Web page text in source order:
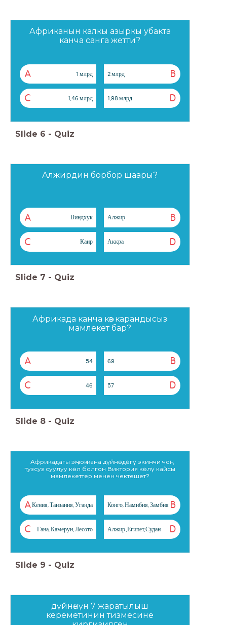
Африканын калкы азыркы убакта
канча санга жетти?
A 1 млрд B
2 млрд
C 1,46 млрд D
1,98 млрд
Slide 6 - Quiz
Алжирдин борбор шаары?
A Виндхук B
Алжир
C Каир D
Аккра
Slide 7 - Quiz
Африкада канча көз карандысыз
мамлекет бар?
A 54 B
69
C 46 D
57
Slide 8 - Quiz
Африкадагы эң чоң жана дүйнөдөгү экинчи чоң
тузсуз суулуу көл болгон Виктория көлү кайсы
мамлекеттер менен чектешет?
AКения, Танзания, Уганда B
Конго, Намибия, Замбия
C Гана, Камерун, Лесото D
Алжир ,Египет,Судан
Slide 9 - Quiz
дүйнөнүн 7 жаратылыш
кереметинин тизмесине